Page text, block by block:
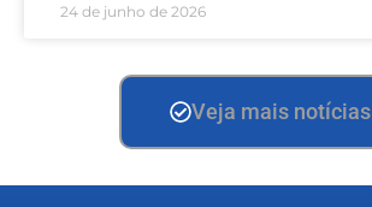
24 de junho de 2026
Veja mais notícias